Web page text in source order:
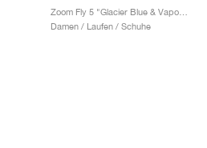
Zoom Fly 5 "Glacier Blue & Vapour Green"
Damen / Laufen / Schuhe